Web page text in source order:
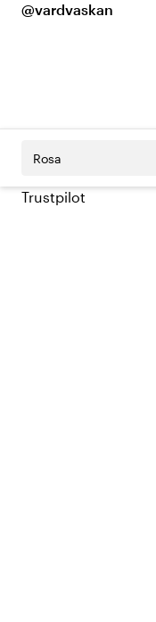
@vardvaskan
Rosa
Trustpilot